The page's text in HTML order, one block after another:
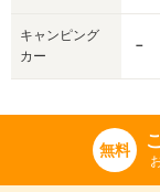
キャンピング
カー
－
無料